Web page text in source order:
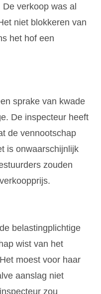
verkoop was al
niet blokkeren van
het hof een
sprake van kwade
De inspecteur heeft
de vennootschap
is onwaarschijnlijk
zouden
belastingplichtige
wist van het
moest voor haar
aanslag niet
zou